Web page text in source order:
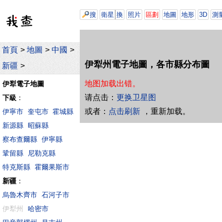
首頁 > 地圖 > 中國 >
新疆 >
伊犁電子地圖
下級 ：
伊寧市 奎屯市 霍城縣
新源縣
昭蘇縣
察布查爾縣 伊寧縣
鞏留縣
尼勒克縣
特克斯縣 霍爾果斯市
新疆 ：
烏魯木齊市 石河子市
伊犁州
哈密市
搜 衛星 換 照片 區劃 地圖 地形 3D 測
伊犁州電子地圖，各市縣分布圖
地图加载出错。
请点击： 更换卫星图
或者： 点击刷新 ，重新加载。